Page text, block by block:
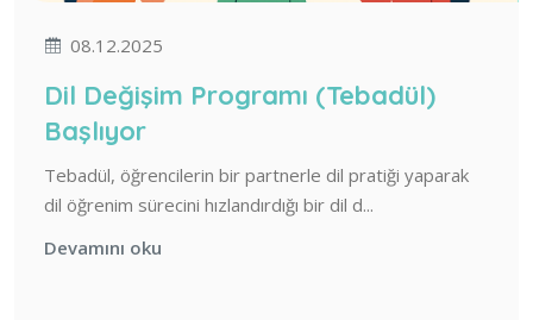
08.12.2025
Dil Değişim Programı (Tebadül)
Başlıyor
Tebadül, öğrencilerin bir partnerle dil pratiği yaparak
dil öğrenim sürecini hızlandırdığı bir dil d...
Devamını oku